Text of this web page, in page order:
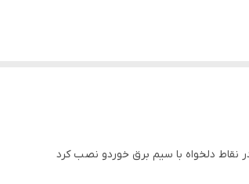
دلخواه با سیم برق خوردو نصب کرد